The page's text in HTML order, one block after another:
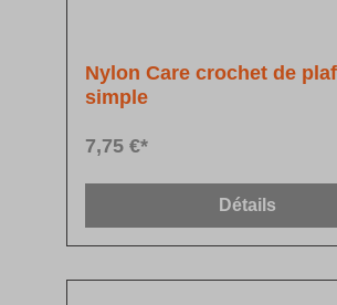
Nylon Care crochet de
simple
7,75 €*
Détails